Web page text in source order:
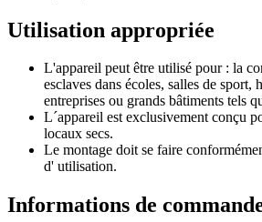
Utilisation appropriée
L'appareil peut être utilisé pour : la
esclaves dans écoles, salles de sport,
entreprises ou grands bâtiments tels
L´appareil est exclusivement conçu
locaux secs.
Le montage doit se faire
d' utilisation.
Informations de